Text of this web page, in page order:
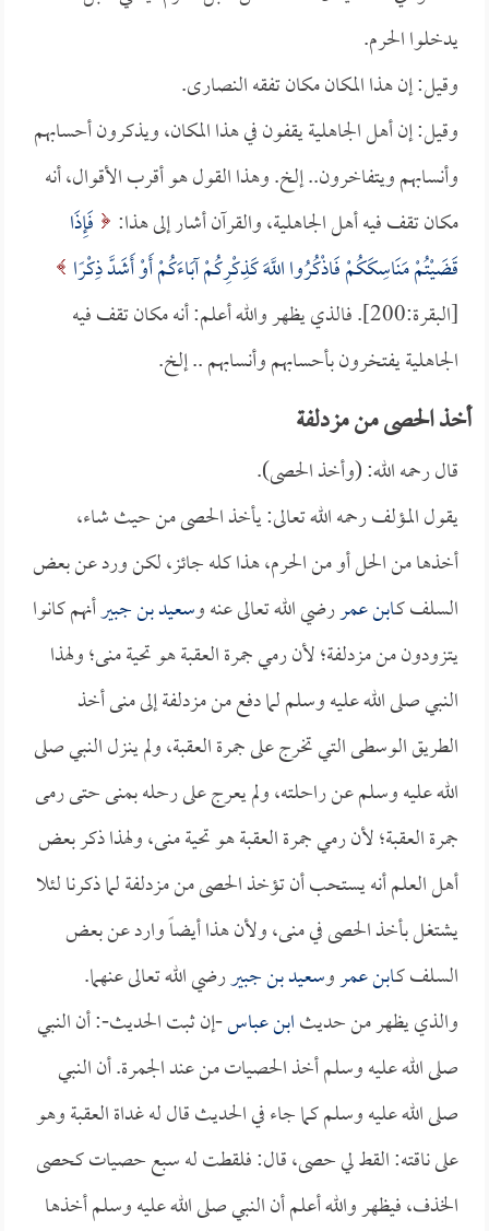
يدخلوا الحرم.
وقيل: إن هذا المكان مكان تفقه النصارى.
وقيل: إن أهل الجاهلية يقفون في هذا المكان، ويذكرون أحسابهم
وأنسابهم ويتفاخرون.. إلخ. وهذا القول هو أقرب الأقوال، أنه
مكان تقف فيه أهل الجاهلية، والقرآن أشار إلى هذا:
فَإِذَا
قَضَيْتُمْ مَنَاسِكَكُمْ فَاذْكُرُوا اللَّهَ كَذِكْرِكُمْ آبَاءَكُمْ أَوْ أَشَدَّ ذِكْرًا
[البقرة:200]. فالذي يظهر والله أعلم: أنه مكان تقف فيه
الجاهلية يفتخرون بأحسابهم وأنسابهم .. إلخ.
أخذ الحصى من مزدلفة
قال رحمه الله: (وأخذ الحصى).
يقول المؤلف رحمه الله تعالى: يأخذ الحصى من حيث شاء،
أخذها من الحل أو من الحرم، هذا كله جائز، لكن ورد عن بعض
السلف كـابن عمررضي الله تعالى عنه وسعيد بن جبيرأنهم كانوا
يتزودون من مزدلفة؛ لأن رمي جمرة العقبة هو تحية منى؛ ولهذا
النبي صلى الله عليه وسلم لما دفع من مزدلفة إلى منى أخذ
الطريق الوسطى التي تخرج على جمرة العقبة، ولم ينزل النبي صلى
الله عليه وسلم عن راحلته، ولم يعرج على رحله بمنى حتى رمى
جمرة العقبة؛ لأن رمي جمرة العقبة هو تحية منى، ولهذا ذكر بعض
أهل العلم أنه يستحب أن تؤخذ الحصى من مزدلفة لما ذكرنا لئلا
يشتغل بأخذ الحصى في منى، ولأن هذا أيضاً وارد عن بعض
السلف كـابن عمروسعيد بن جبيررضي الله تعالى عنهما.
والذي يظهر من حديثابن عباس-إن ثبت الحديث-: أن النبي
صلى الله عليه وسلم أخذ الحصيات من عند الجمرة. أن النبي
صلى الله عليه وسلم كما جاء في الحديث قال له غداة العقبة وهو
على ناقته: القط لي حصى، قال: فلقطت له سبع حصيات كحصى
الخذف، فيظهر والله أعلم أن النبي صلى الله عليه وسلم أخذها